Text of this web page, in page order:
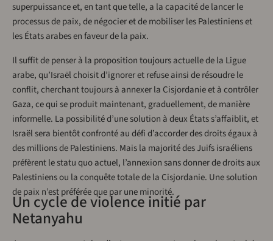
superpuissance et, en tant que telle, a la capacité de lancer le
processus de paix, de négocier et de mobiliser les Palestiniens et
les États arabes en faveur de la paix.
Il suffit de penser à la proposition toujours actuelle de la Ligue
arabe, qu’Israël choisit d’ignorer et refuse ainsi de résoudre le
conflit, cherchant toujours à annexer la Cisjordanie et à contrôler
Gaza, ce qui se produit maintenant, graduellement, de manière
informelle. La possibilité d’une solution à deux États s’affaiblit, et
Israël sera bientôt confronté au défi d’accorder des droits égaux à
des millions de Palestiniens. Mais la majorité des Juifs israéliens
préfèrent le statu quo actuel, l’annexion sans donner de droits aux
Palestiniens ou la conquête totale de la Cisjordanie. Une solution
de paix n’est préférée que par une minorité.
Un cycle de violence initié par
Netanyahu